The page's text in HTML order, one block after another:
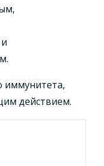
иммунитета,
действием.